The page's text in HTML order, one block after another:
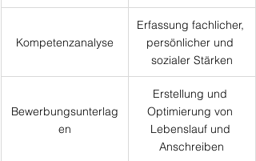
Kompetenzanalyse
Erfassung fachlicher,
persönlicher und
sozialer Stärken
Bewerbungsunterlag
en
Erstellung und
Optimierung von
Lebenslauf und
Anschreiben